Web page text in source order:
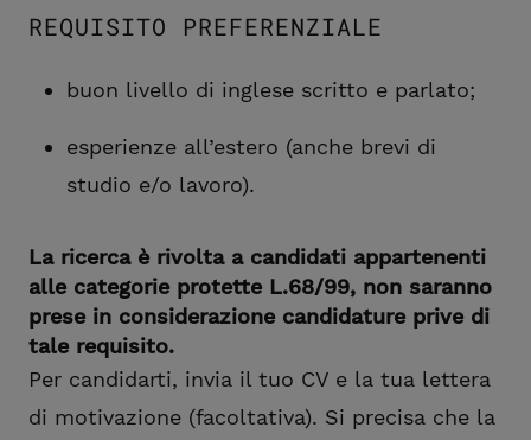
REQUISITO PREFERENZIALE
buon livello di inglese scritto e parlato;
esperienze all’estero (anche brevi di
studio e/o lavoro).
La ricerca è rivolta a candidati appartenenti
alle categorie protette L.68/99, non saranno
prese in considerazione candidature prive di
tale requisito.
Per candidarti, invia il tuo CV e la tua lettera
di motivazione (facoltativa). Si precisa che la